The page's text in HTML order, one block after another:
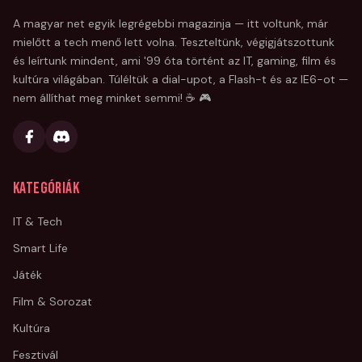
A magyar net egyik legrégebbi magazinja — itt voltunk, már
mielőtt a tech menő lett volna. Teszteltünk, végigjátszottunk
és leírtunk mindent, ami '99 óta történt az IT, gaming, film és
kultúra világában. Túléltük a dial-upot, a Flash-t és az IE6-ot —
nem állíthat meg minket semmi! ☕ 🎮
Kategóriák
IT & Tech
Smart Life
Játék
Film & Sorozat
Kultúra
Fesztivál